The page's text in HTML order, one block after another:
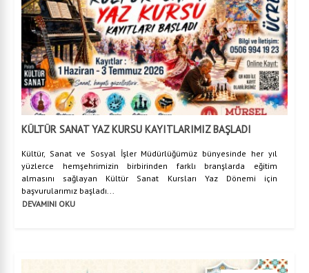
KÜLTÜR SANAT YAZ KURSU KAYITLARIMIZ BAŞLADI
Kültür, Sanat ve Sosyal İşler Müdürlüğümüz bünyesinde her yıl
yüzlerce hemşehrimizin birbirinden farklı branşlarda eğitim
almasını sağlayan Kültür Sanat Kursları Yaz Dönemi için
başvurularımız başladı...
DEVAMINI OKU